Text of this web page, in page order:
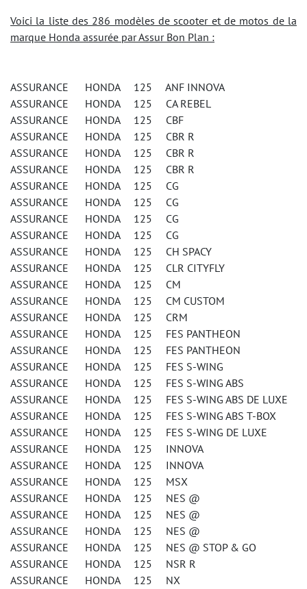
Voici la liste des 286 modèles de scooter et de motos de la
marque Honda assurée par Assur Bon Plan :
ASSURANCE HONDA 125 ANF INNOVA
ASSURANCE HONDA 125 CA REBEL
ASSURANCE HONDA 125 CBF
ASSURANCE HONDA 125 CBR R
ASSURANCE HONDA 125 CBR R
ASSURANCE HONDA 125 CBR R
ASSURANCE HONDA 125 CG
ASSURANCE HONDA 125 CG
ASSURANCE HONDA 125 CG
ASSURANCE HONDA 125 CG
ASSURANCE HONDA 125 CH SPACY
ASSURANCE HONDA 125 CLR CITYFLY
ASSURANCE HONDA 125 CM
ASSURANCE HONDA 125 CM CUSTOM
ASSURANCE HONDA 125 CRM
ASSURANCE HONDA 125 FES PANTHEON
ASSURANCE HONDA 125 FES PANTHEON
ASSURANCE HONDA 125 FES S-WING
ASSURANCE HONDA 125 FES S-WING ABS
ASSURANCE HONDA 125 FES S-WING ABS DE LUXE
ASSURANCE HONDA 125 FES S-WING ABS T-BOX
ASSURANCE HONDA 125 FES S-WING DE LUXE
ASSURANCE HONDA 125 INNOVA
ASSURANCE HONDA 125 INNOVA
ASSURANCE HONDA 125 MSX
ASSURANCE HONDA 125 NES @
ASSURANCE HONDA 125 NES @
ASSURANCE HONDA 125 NES @
ASSURANCE HONDA 125 NES @ STOP & GO
ASSURANCE HONDA 125 NSR R
ASSURANCE HONDA 125 NX